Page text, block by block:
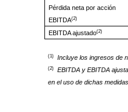
Pérdida neta por acción
EBITDA(2)
EBITDA ajustado(2)
(1) Incluye los ingresos de
(2)
EBITDA y EBITDA
en el uso de dichas medidas.